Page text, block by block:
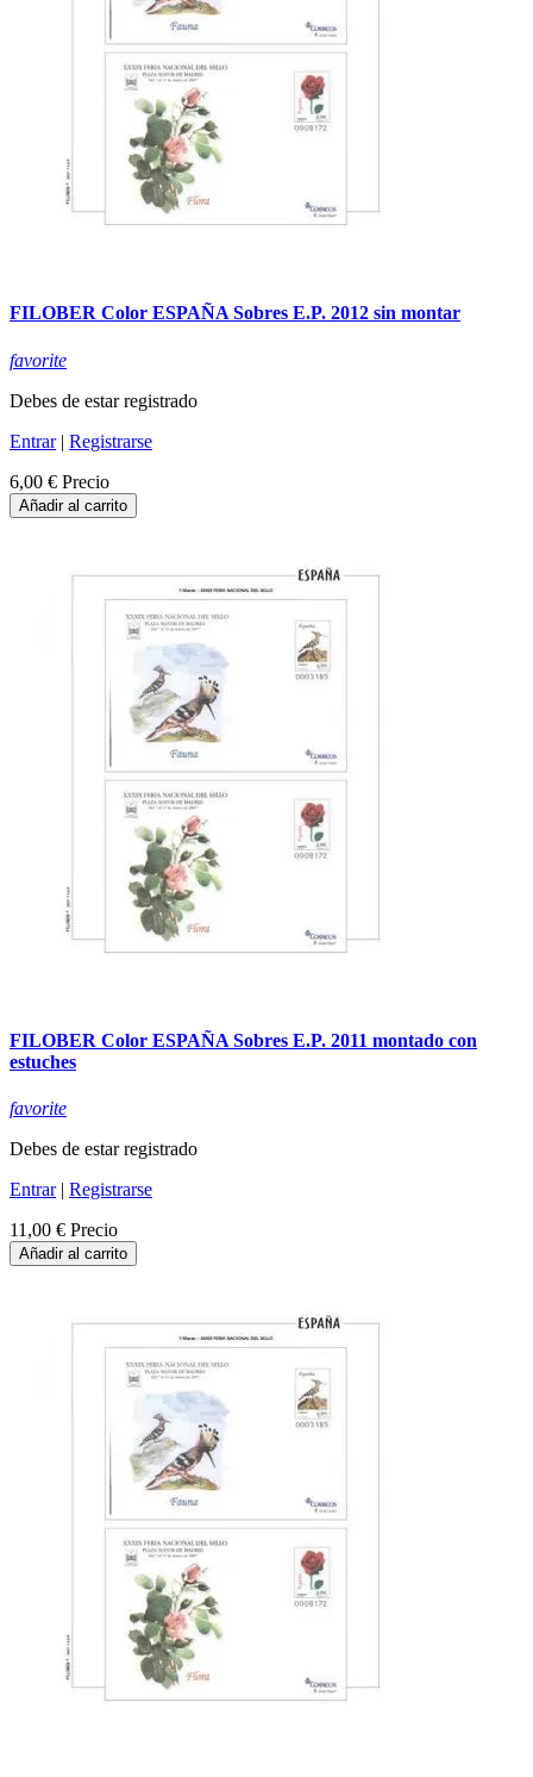
FILOBER Color ESPAÑA Sobres E.P. 2012 sin montar
favorite
Debes de estar registrado
Entrar| Registrarse
6,00 € Precio
Añadir al carrito
FILOBER Color ESPAÑA Sobres E.P. 2011 montado con
estuches
favorite
Debes de estar registrado
Entrar| Registrarse
11,00 € Precio
Añadir al carrito